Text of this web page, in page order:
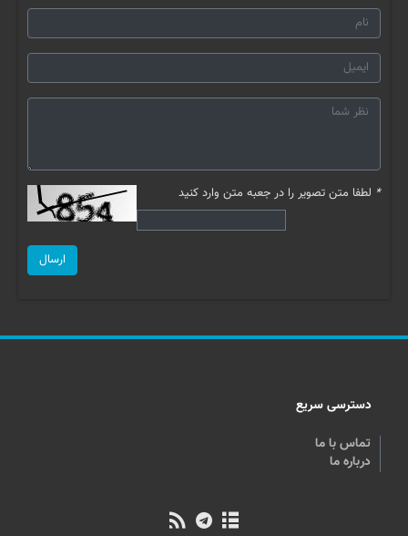
* لطفا متن تصویر را در جعبه متن وارد کنید
ارسال
دسترسی سریع
تماس با ما
درباره ما